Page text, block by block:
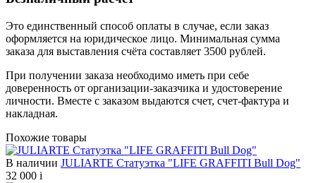
Это единственный способ оплаты в случае, если заказ
оформляется на юридическое лицо. Минимальная сумма
заказа для выставления счёта составляет 3500 рублей.
При получении заказа необходимо иметь при себе
доверенность от организации-заказчика и удостоверение
личности. Вместе с заказом выдаются счет, счет-фактура и
накладная.
Похожие товары
В наличии JULIARTE Статуэтка "LIFE GRAFFITI Bull Dog"
32 000 i